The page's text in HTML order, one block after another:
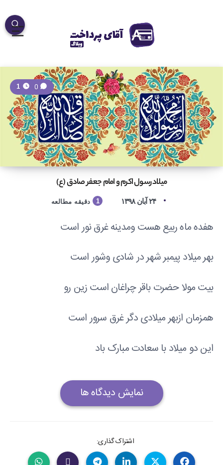
0
میلاد رسول اکرم و امام جعفر صادق (ع)
۲۴ آبان ۱۳۹۸ 1 دقیقه مطالعه
هفده ماه ربیع هست ومدینه غرق نور است
بهر میلاد پیمبر شهر در شادی وشور است
بیت مولا حضرت باقر چراغان است زین رو
همزمان ازبهر میلادی دگر غرق سرور است
این دو میلاد با سعادت مبارک باد
نمایش دیدگاه ها
اشتراک گذاری: